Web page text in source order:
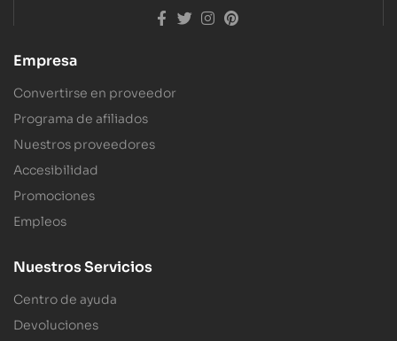
Empresa
Convertirse en proveedor
Programa de afiliados
Nuestros proveedores
Accesibilidad
Promociones
Empleos
Nuestros Servicios
Centro de ayuda
Devoluciones